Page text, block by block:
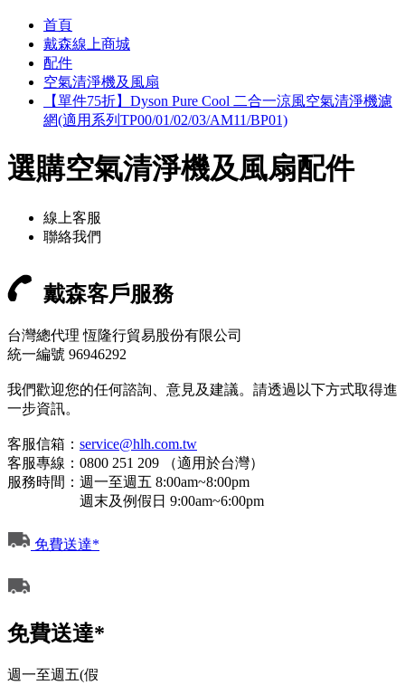
首頁
戴森線上商城
配件
空氣清淨機及風扇
【單件75折】Dyson Pure Cool 二合一涼風空氣清淨機濾
網(適用系列TP00/01/02/03/AM11/BP01)
選購空氣清淨機及風扇配件
線上客服
聯絡我們
戴森客戶服務
台灣總代理 恆隆行貿易股份有限公司
統一編號 96946292
我們歡迎您的任何諮詢、意見及建議。請透過以下方式取得進
一步資訊。
客服信箱： service@hlh.com.tw
客服專線：0800 251 209 （適用於台灣）
服務時間：週一至週五 8:00am~8:00pm
週末及例假日 9:00am~6:00pm
免費送達*
免費送達*
週一至週五(假